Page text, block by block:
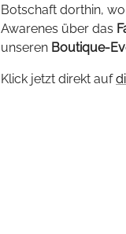
Botschaft dorthin,
Awarenes über das
unseren Boutique-
Klick jetzt direkt auf